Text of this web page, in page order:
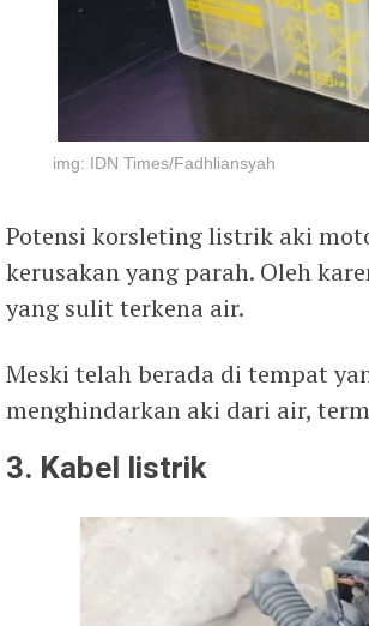
img: IDN Times/Fadhliansyah
Potensi korsleting listrik aki
kerusakan yang parah. Oleh
yang sulit terkena air.
Meski telah berada di tempat
menghindarkan aki dari air,
3. Kabel listrik